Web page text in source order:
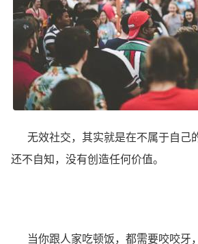
无效社交，其实就是在不属于自己
还不自知，没有创造任何价值。
当你跟人家吃顿饭，都需要咬咬牙